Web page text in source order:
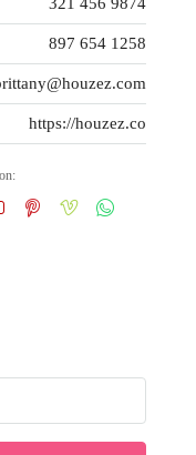
897 654 1258
https://houzez.co